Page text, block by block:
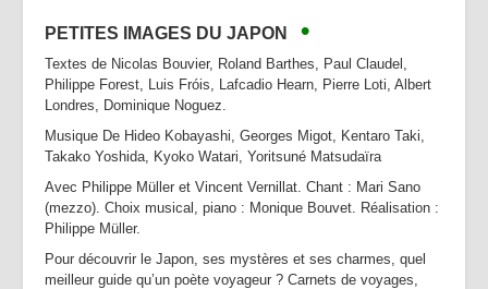
PETITES IMAGES DU JAPON •
Textes de Nicolas Bouvier, Roland Barthes, Paul Claudel,
Philippe Forest, Luis Fróis, Lafcadio Hearn, Pierre Loti, Albert
Londres, Dominique Noguez.
Musique De Hideo Kobayashi, Georges Migot, Kentaro Taki,
Takako Yoshida, Kyoko Watari, Yoritsuné Matsudaïra
Avec Philippe Müller et Vincent Vernillat. Chant : Mari Sano
(mezzo). Choix musical, piano : Monique Bouvet. Réalisation :
Philippe Müller.
Pour découvrir le Japon, ses mystères et ses charmes, quel
meilleur guide qu’un poète voyageur ? Carnets de voyages,